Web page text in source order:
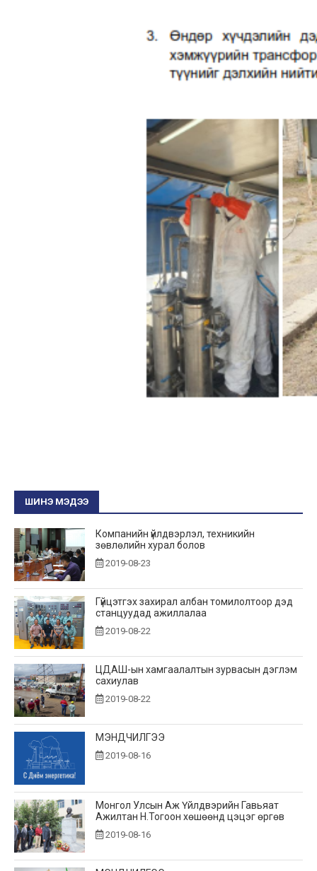
ШИНЭ МЭДЭЭ
Компанийн үйлдвэрлэл, техникийн
зөвлөлийн хурал болов
2019-08-23
Гүйцэтгэх захирал албан томилолтоор дэд
станцуудад ажиллалаа
2019-08-22
ЦДАШ-ын хамгаалалтын зурвасын дэглэм
сахиулав
2019-08-22
МЭНДЧИЛГЭЭ
2019-08-16
Монгол Улсын Аж Үйлдвэрийн Гавьяат
Ажилтан Н.Тогоон хөшөөнд цэцэг өргөв
2019-08-16